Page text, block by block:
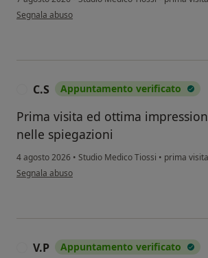
secondo l'opinione dell'utente Sara Gaito
Segnala abuso
C.S Appuntamento verificato
Prima visita ed ottima
nelle spiegazioni
4 agosto 2026 • Studio Medico Tiossi • prima
secondo l'opinione dell'utente C.S
Segnala abuso
V.P Appuntamento verificato